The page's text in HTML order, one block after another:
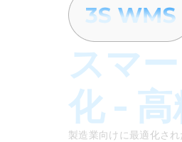
3S SPS
3S MMS
3S F-INSIGHT
3S SystemX -
製造業向けクラウド型
スマ
化 -
製造業向けに最適化さ